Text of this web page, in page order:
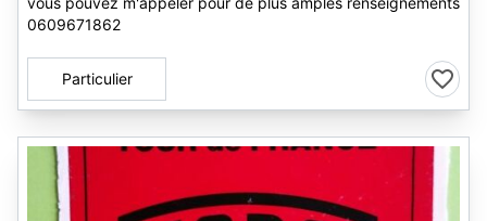
0609671862
Particulier